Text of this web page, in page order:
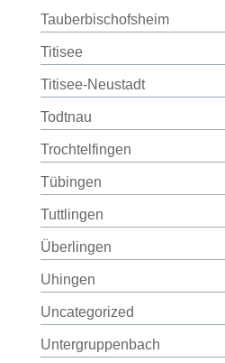
Tauberbischofsheim
Titisee
Titisee-Neustadt
Todtnau
Trochtelfingen
Tübingen
Tuttlingen
Überlingen
Uhingen
Uncategorized
Untergruppenbach